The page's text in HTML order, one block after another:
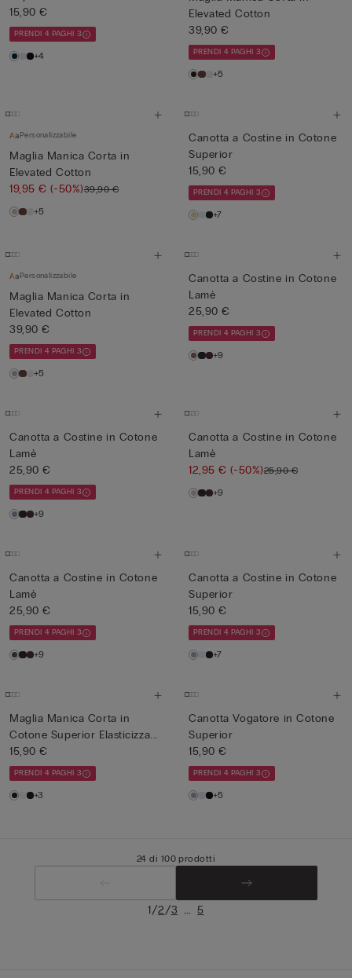
15,90 €
PRENDI 4 PAGHI 3
+4
Elevated Cotton
39,90 €
PRENDI 4 PAGHI 3
+5
Personalizzabile
Maglia Manica Corta in
Elevated Cotton
19,95 €(-50%)39,90 €
+5
Canotta a Costine in Cotone
Superior
15,90 €
PRENDI 4 PAGHI 3
+7
Personalizzabile
Maglia Manica Corta in
Elevated Cotton
39,90 €
PRENDI 4 PAGHI 3
+5
Canotta a Costine in Cotone
Lamè
25,90 €
PRENDI 4 PAGHI 3
+9
Canotta a Costine in Cotone
Lamè
25,90 €
PRENDI 4 PAGHI 3
+9
Canotta a Costine in Cotone
Lamè
12,95 €(-50%)25,90 €
+9
Canotta a Costine in Cotone
Lamè
25,90 €
PRENDI 4 PAGHI 3
+9
Canotta a Costine in Cotone
Superior
15,90 €
PRENDI 4 PAGHI 3
+7
Maglia Manica Corta in
Cotone Superior Elasticizza...
15,90 €
PRENDI 4 PAGHI 3
+3
Canotta Vogatore in Cotone
Superior
15,90 €
PRENDI 4 PAGHI 3
+5
24 di 100 prodotti
1/2/3 ... 5